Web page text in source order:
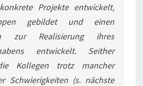
Projekte entwickelt,
gebildet und einen
zur Realisierung ihres
entwickelt. Seither
Kollegen trotz mancher
Schwierigkeiten (s. nächste